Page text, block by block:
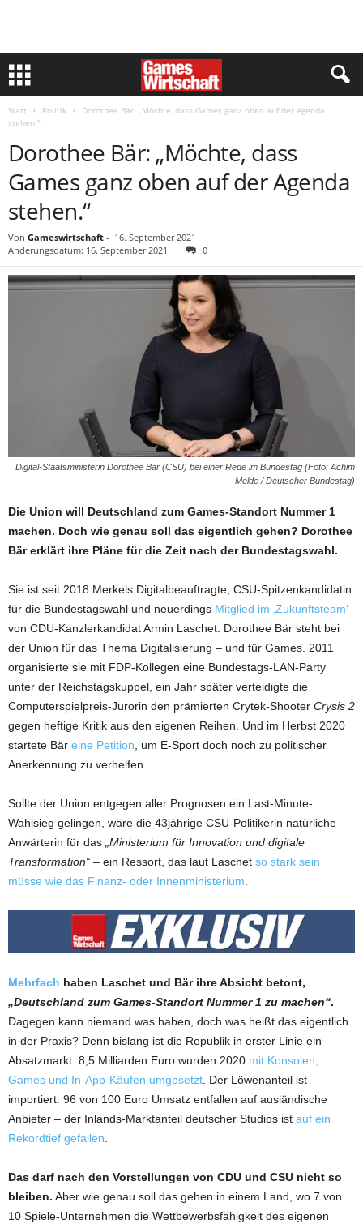
Start Politik
Dorothee Bär: „Möchte, dass Games ganz oben auf der Agenda
stehen.“
Dorothee Bär: „Möchte, dass
Games ganz oben auf der Agenda
stehen.“
Von Gameswirtschaft - 16. September 2021
Änderungsdatum: 16. September 2021
0
Digital-Staatsministerin Dorothee Bär (CSU) bei einer Rede im Bundestag (Foto: Achim
Melde / Deutscher Bundestag)
Die Union will Deutschland zum Games-Standort Nummer 1
machen. Doch wie genau soll das eigentlich gehen? Dorothee
Bär erklärt ihre Pläne für die Zeit nach der Bundestagswahl.
Sie ist seit 2018 Merkels Digitalbeauftragte, CSU-Spitzenkandidatin
für die Bundestagswahl und neuerdings Mitglied im ‚Zukunftsteam‘
von CDU-Kanzlerkandidat Armin Laschet: Dorothee Bär steht bei
der Union für das Thema Digitalisierung – und für Games. 2011
organisierte sie mit FDP-Kollegen eine Bundestags-LAN-Party
unter der Reichstagskuppel, ein Jahr später verteidigte die
Computerspielpreis-Jurorin den prämierten Crytek-Shooter Crysis 2
gegen heftige Kritik aus den eigenen Reihen. Und im Herbst 2020
startete Bär eine Petition , um E-Sport doch noch zu politischer
Anerkennung zu verhelfen.
Sollte der Union entgegen aller Prognosen ein Last-Minute-
Wahlsieg gelingen, wäre die 43jährige CSU-Politikerin natürliche
Anwärterin für das „Ministerium für Innovation und digitale
Transformation“ – ein Ressort, das laut Laschet so stark sein
müsse wie das Finanz- oder Innenministerium
Mehrfach haben Laschet und Bär ihre Absicht betont,
„Deutschland zum Games-Standort Nummer 1 zu machen“.
Dagegen kann niemand was haben, doch was heißt das eigentlich
in der Praxis? Denn bislang ist die Republik in erster Linie ein
Absatzmarkt: 8,5 Milliarden Euro wurden 2020 mit Konsolen,
Games und In-App-Käufen umgesetzt . Der Löwenanteil ist
importiert: 96 von 100 Euro Umsatz entfallen auf ausländische
Anbieter – der Inlands-Marktanteil deutscher Studios ist auf ein
Rekordtief gefallen
Das darf nach den Vorstellungen von CDU und CSU nicht so
bleiben. Aber wie genau soll das gehen in einem Land, wo 7 von
10 Spiele-Unternehmen die Wettbewerbsfähigkeit des eigenen